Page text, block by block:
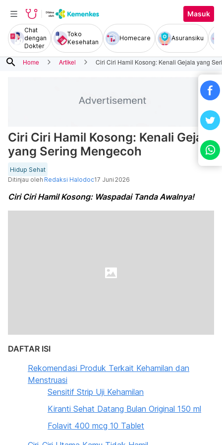
Masuk
Chat
dengan
Dokter
Toko
Kesehatan
Homecare Asuransiku
search Home Artikel Ciri Ciri Hamil Kosong: Kenali Gejala yang
Ciri Ciri Hamil Kosong: Kenali Gejala
yang Sering Mengecoh
Hidup Sehat
Ditinjau oleh Redaksi Halodoc17 Juni 2026
Ciri Ciri Hamil Kosong: Waspadai Tanda Awalnya!
DAFTAR ISI
Rekomendasi Produk Terkait Kehamilan dan
Menstruasi
Sensitif Strip Uji Kehamilan
Kiranti Sehat Datang Bulan Original 150 ml
Folavit 400 mcg 10 Tablet